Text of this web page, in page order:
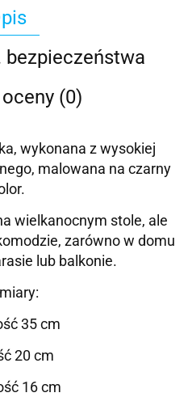
(0)
wykonana z wysokiej
malowana na czarny
wielkanocnym stole, ale
zarówno w domu
lub balkonie.
35 cm
20 cm
16 cm